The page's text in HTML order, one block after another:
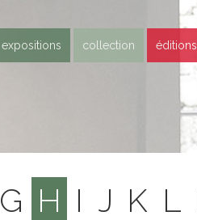
expositions collection éditions
G H I J K L